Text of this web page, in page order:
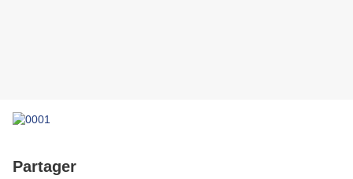
Partager